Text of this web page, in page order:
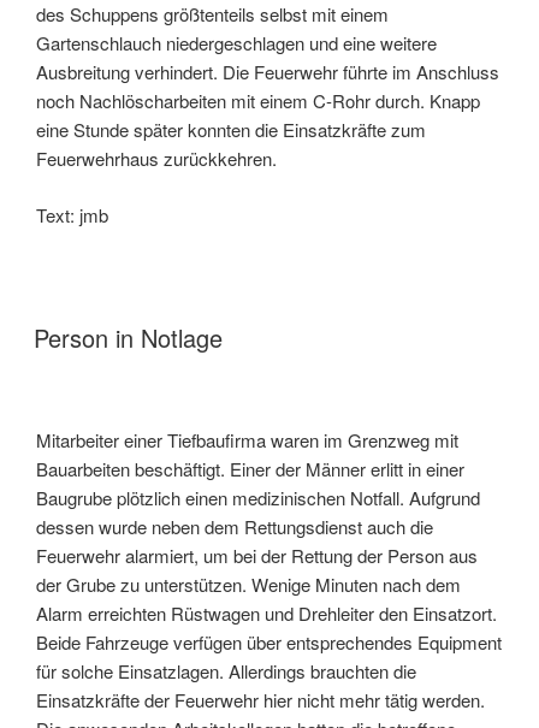
des Schuppens größtenteils selbst mit einem
Gartenschlauch niedergeschlagen und eine weitere
Ausbreitung verhindert. Die Feuerwehr führte im Anschluss
noch Nachlöscharbeiten mit einem C-Rohr durch. Knapp
eine Stunde später konnten die Einsatzkräfte zum
Feuerwehrhaus zurückkehren.
Text: jmb
Person in Notlage
Mitarbeiter einer Tiefbaufirma waren im Grenzweg mit
Bauarbeiten beschäftigt. Einer der Männer erlitt in einer
Baugrube plötzlich einen medizinischen Notfall. Aufgrund
dessen wurde neben dem Rettungsdienst auch die
Feuerwehr alarmiert, um bei der Rettung der Person aus
der Grube zu unterstützen. Wenige Minuten nach dem
Alarm erreichten Rüstwagen und Drehleiter den Einsatzort.
Beide Fahrzeuge verfügen über entsprechendes Equipment
für solche Einsatzlagen. Allerdings brauchten die
Einsatzkräfte der Feuerwehr hier nicht mehr tätig werden.